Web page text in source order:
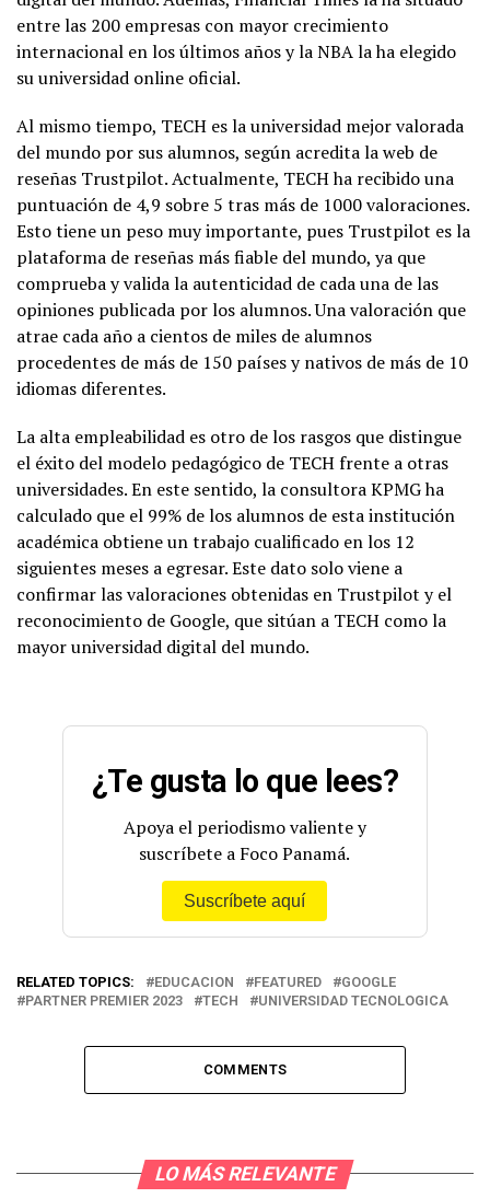
entre las 200 empresas con mayor crecimiento
internacional en los últimos años y la NBA la ha elegido
su universidad online oficial.
Al mismo tiempo, TECH es la universidad mejor valorada
del mundo por sus alumnos, según acredita la web de
reseñas Trustpilot. Actualmente, TECH ha recibido una
puntuación de 4,9 sobre 5 tras más de 1000 valoraciones.
Esto tiene un peso muy importante, pues Trustpilot es la
plataforma de reseñas más fiable del mundo, ya que
comprueba y valida la autenticidad de cada una de las
opiniones publicada por los alumnos. Una valoración que
atrae cada año a cientos de miles de alumnos
procedentes de más de 150 países y nativos de más de 10
idiomas diferentes.
La alta empleabilidad es otro de los rasgos que distingue
el éxito del modelo pedagógico de TECH frente a otras
universidades. En este sentido, la consultora KPMG ha
calculado que el 99% de los alumnos de esta institución
académica obtiene un trabajo cualificado en los 12
siguientes meses a egresar. Este dato solo viene a
confirmar las valoraciones obtenidas en Trustpilot y el
reconocimiento de Google, que sitúan a TECH como la
mayor universidad digital del mundo.
¿Te gusta lo que lees?
Apoya el periodismo valiente y
suscríbete a Foco Panamá.
Suscríbete aquí
RELATED TOPICS: EDUCACION FEATURED
GOOGLE
PARTNER PREMIER 2023
TECH UNIVERSIDAD TECNOLOGICA
COMMENTS
LO MÁS RELEVANTE